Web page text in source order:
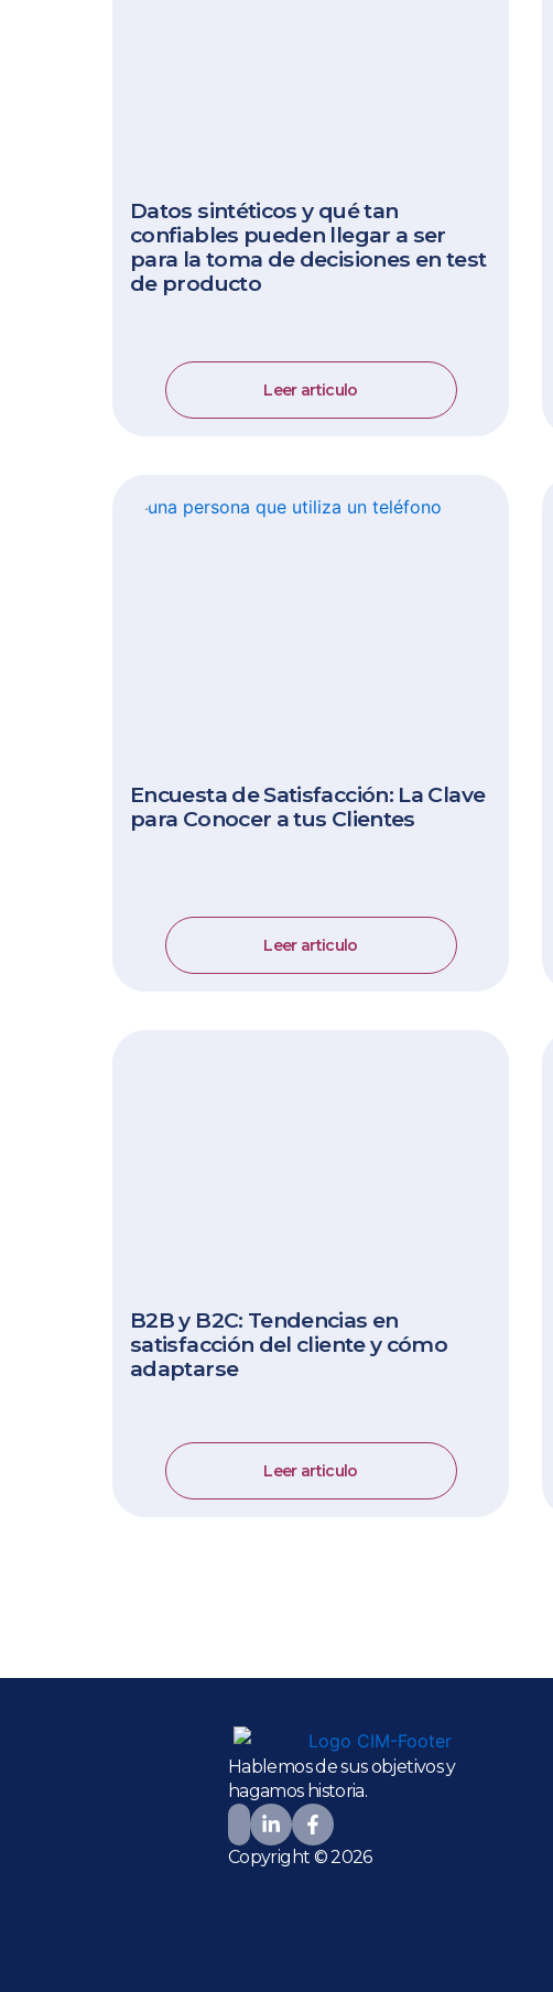
Datos sintéticos y qué tan
confiables pueden llegar a ser
para la toma de decisiones en test
de producto
Leer articulo
Encuesta de Satisfacción: La Clave
para Conocer a tus Clientes
Leer articulo
B2B y B2C: Tendencias en
satisfacción del cliente y cómo
adaptarse
Leer articulo
Hablemos de sus objetivos y
hagamos historia.
Copyright © 2026